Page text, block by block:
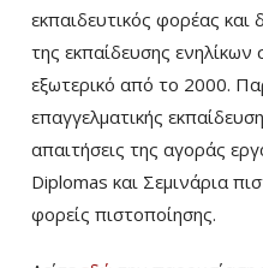
εκπαιδευτικός φορέας και
της εκπαίδευσης ενηλίκων
εξωτερικό από το 2000.
επαγγελματικής
απαιτήσεις της αγοράς
Diplomas και Σεμινάρια
φορείς πιστοποίησης.